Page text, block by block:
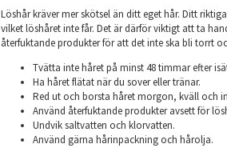
Löshår kräver mer skötsel än ditt eget hår. Ditt
vilket löshåret inte får. Det är därför viktigt att ta
återfuktande produkter för att det inte ska bli torrt
Tvätta inte håret på minst 48 timmar efter
Ha håret flätat när du sover eller tränar.
Red ut och borsta håret morgon, kväll och
Använd återfuktande produkter avsett för
Undvik saltvatten och klorvatten.
Använd gärna hårinpackning och hårolja.